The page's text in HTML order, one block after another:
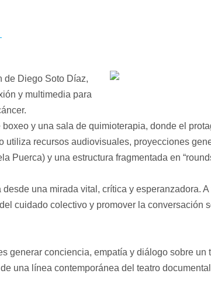
de Diego Soto Díaz,
y multimedia para
y una sala de quimioterapia, donde el
recursos audiovisuales, proyecciones
Puerca) y una estructura fragmentada en
una mirada vital, crítica y esperanzadora.
cuidado colectivo y promover la conversación
generar conciencia, empatía y diálogo sobre un
una línea contemporánea del teatro